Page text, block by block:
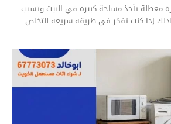
معطلة تأخذ مساحة كبيرة في البيت وتسبب